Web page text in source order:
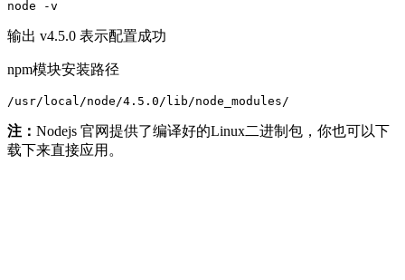
输出 v4.5.0 表示配置成功
npm模块安装路径
注： Nodejs 官网提供了编译好的Linux二进制包，你也可以下
载下来直接应用。